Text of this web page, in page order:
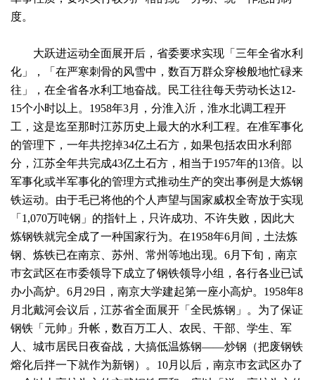
度。
大跃进运动全面展开后，省委要求实现「三年全省水利
化」，「在严寒刺骨的风雪中，数百万群众穿梭般地忙碌来
往」，在全省各水利工地奋战。民工往往每天劳动长达12-
15个小时以上。1958年3月，分淮入沂，淮水北调工程开
工，这是迄至那时江苏历史上最大的水利工程。在准军事化
的管理下，一年共挖掉34亿土石方，如果包括农田水利部
分，江苏全年共完成43亿土石方，相当于1957年的13倍。以
军事化或半军事化的管理方式推动生产的突出事例是大炼钢
铁运动。由于毛已将他的个人声望与国家威权全寄放于实现
「1,070万吨钢」的指针上，只许成功、不许失败，因此大
炼钢铁就完全成了一种国家行为。在1958年6月间，土法炼
钢、炼铁已在南京、苏州、常州等地出现。6月下旬，南京
巿玄武区在巿委领导下成立了钢铁领导小组，各行各业已试
办小高炉。6月29日，南京大学建起第一座小高炉。1958年8
月北戴河会议后，江苏省全面展开「全民炼钢」。为了保证
钢铁「元帅」升帐，数百万工人、农民、干部、学生、军
人、城巿居民日夜奋战，大搞低温炼钢——炒钢（把废钢铁
熔化后拌一下就作为新钢）。10月以后，南京巿玄武区办了